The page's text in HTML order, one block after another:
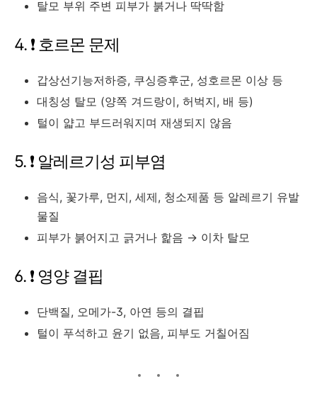
탈모 부위 주변 피부가 붉거나 딱딱함
4. ❗ 호르몬 문제
갑상선기능저하증, 쿠싱증후군, 성호르몬 이상 등
대칭성 탈모 (양쪽 겨드랑이, 허벅지, 배 등)
털이 얇고 부드러워지며 재생되지 않음
5. ❗ 알레르기성 피부염
음식, 꽃가루, 먼지, 세제, 청소제품 등 알레르기 유발
물질
피부가 붉어지고 긁거나 핥음 → 이차 탈모
6. ❗ 영양 결핍
단백질, 오메가-3, 아연 등의 결핍
털이 푸석하고 윤기 없음, 피부도 거칠어짐